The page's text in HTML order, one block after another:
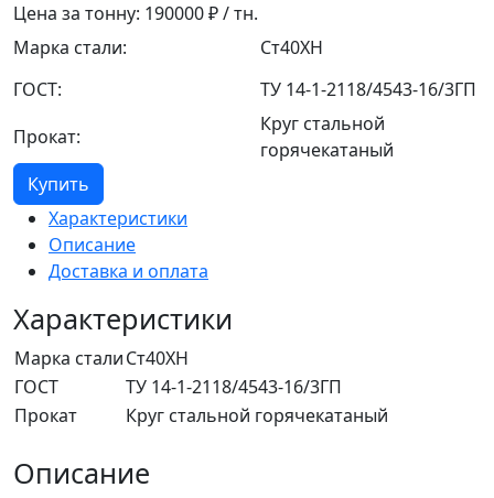
Цена за тонну: 190000₽ / тн.
Марка стали:
Ст40ХН
ГОСТ:
ТУ 14-1-2118/4543-16/3ГП
Прокат:
Круг стальной
горячекатаный
Купить
Характеристики
Описание
Доставка и оплата
Характеристики
Марка сталиСт40ХН
ГОСТ
ТУ 14-1-2118/4543-16/3ГП
Прокат
Круг стальной горячекатаный
Описание